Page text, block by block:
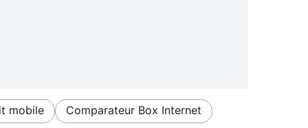
mobile Comparateur Box Internet